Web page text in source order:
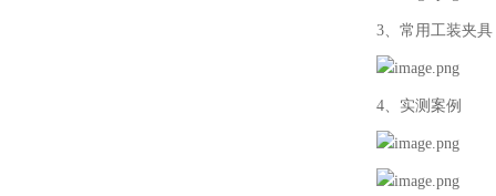
3、 常用工装夹具
4、 实测案例